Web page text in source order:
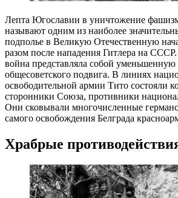
Лепта Югославии в уничтожение
называют одним из наиболее
подполье в Великую Отечественную
разом после нападения Гитлера на
война представляла собой
общесоветского подвига. В линиях
освободительной армии Тито состояли
сторонники Союза, противники
Они сковывали многочисленные
самого освобождения Белграда
Храбрые